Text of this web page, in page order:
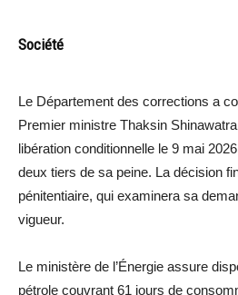
Société
Le Département des corrections a
Premier ministre Thaksin
libération conditionnelle le 9 mai
deux tiers de sa peine. La décision
pénitentiaire, qui examinera sa
vigueur.
Le ministère de l’Énergie assure
pétrole couvrant 61 jours de